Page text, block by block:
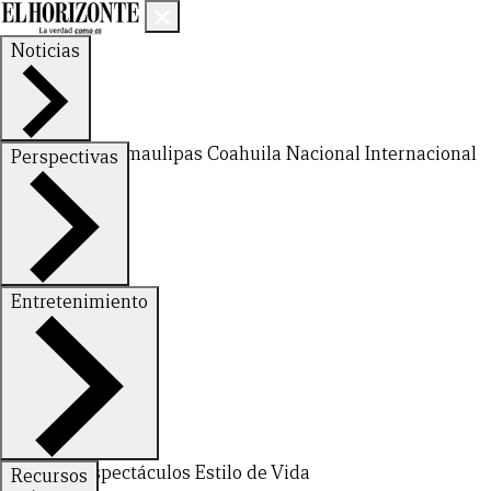
Noticias
Nuevo LeónTamaulipas Coahuila NacionalInternacional
Perspectivas
FinanzasOpinión
Entretenimiento
DeportesEspectáculos Estilo de Vida
Recursos